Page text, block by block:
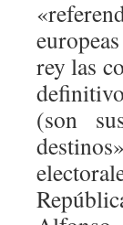
rey las
(son